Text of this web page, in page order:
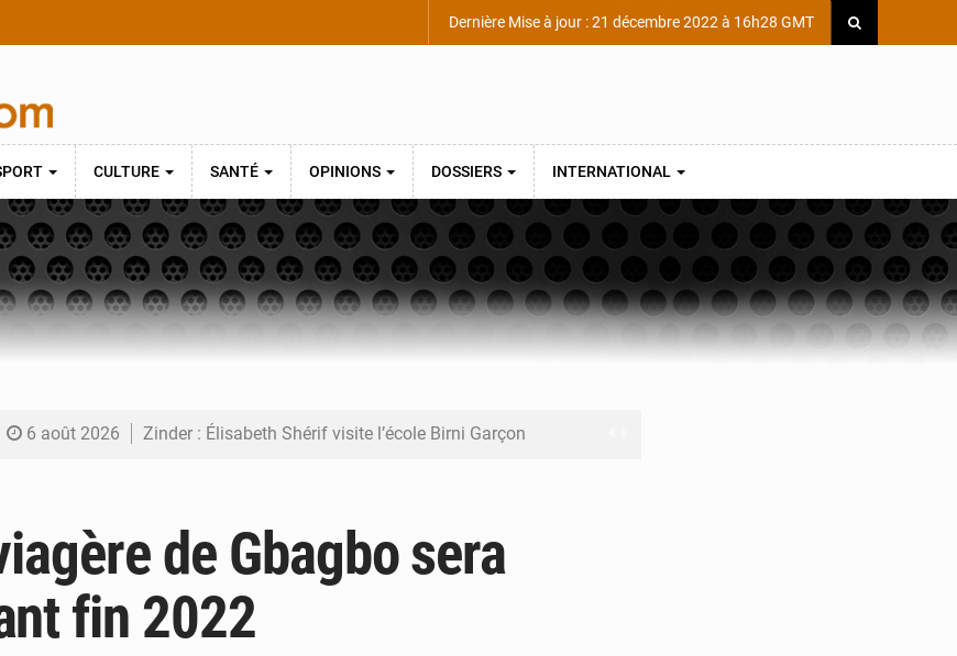
Dernière Mise à jour : 21 décembre 2022 à 16h28 GMT
CULTURE SANTÉ OPINIONS DOSSIERS INTERNATIONAL
6 août 2026 Zinder : Élisabeth Shérif visite l’école Birni Garçon
6 août 2026 Niger : Bilan à mi-parcours du Programme de Refondation
6 août 2026 Chasse aux gabegies à Niamey : 74 milliards de FCFA recouvrés par la COLDEFF
5 août 2026 Tibiri : le dialogue, nouveau terrain de jeu pour la paix
de Gbagbo sera
fin 2022